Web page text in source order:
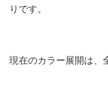
りです。
現在のカラー展開は、